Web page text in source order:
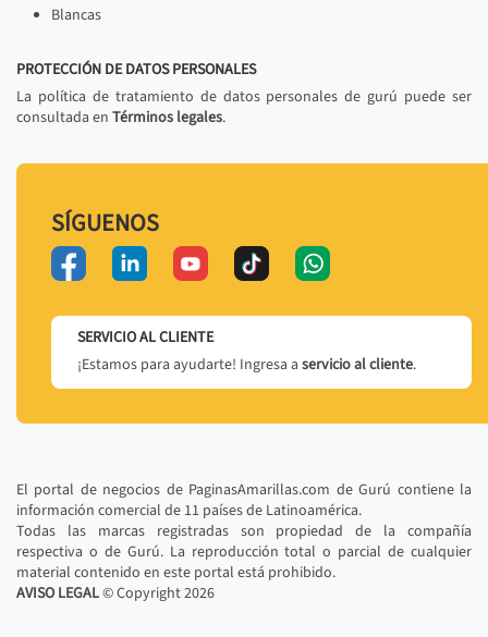
Blancas
PROTECCIÓN DE DATOS PERSONALES
La política de tratamiento de datos personales de gurú puede ser
consultada en Términos legales.
SÍGUENOS
SERVICIO AL CLIENTE
¡Estamos para ayudarte! Ingresa a servicio al cliente.
El portal de negocios de PaginasAmarillas.com de Gurú contiene la
información comercial de 11 países de Latinoamérica.
Todas las marcas registradas son propiedad de la compañía
respectiva o de Gurú. La reproducción total o parcial de cualquier
material contenido en este portal está prohibido.
AVISO LEGAL© Copyright2026